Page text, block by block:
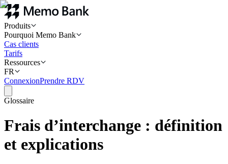
Produits
Pourquoi Memo Bank
Cas clients
Tarifs
Ressources
FR
ConnexionPrendre RDV
Glossaire
Frais d’interchange : définition
et explications